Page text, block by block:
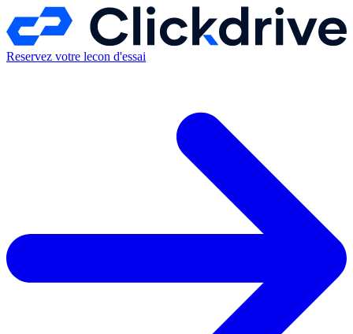
Reservez votre lecon d'essai